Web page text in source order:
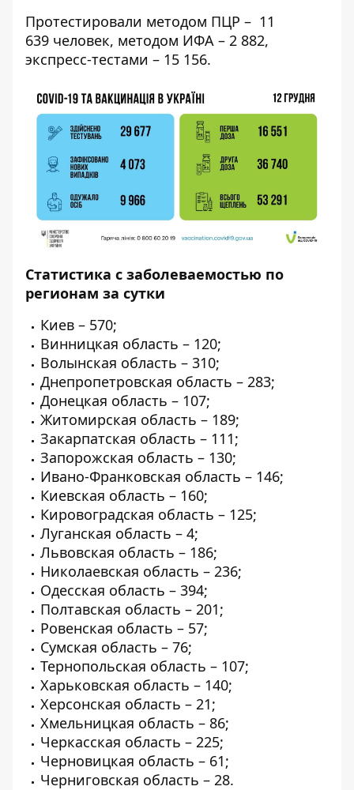
Протестировали методом ПЦР – 11
639 человек, методом ИФА – 2 882,
экспресс-тестами – 15 156.
Статистика с заболеваемостью по
регионам за сутки
Киев – 570;
Винницкая область – 120;
Волынская область – 310;
Днепропетровская область – 283;
Донецкая область – 107;
Житомирская область – 189;
Закарпатская область – 111;
Запорожская область – 130;
Ивано-Франковская область – 146;
Киевская область – 160;
Кировоградская область – 125;
Луганская область – 4;
Львовская область – 186;
Николаевская область – 236;
Одесская область – 394;
Полтавская область – 201;
Ровенская область – 57;
Сумская область – 76;
Тернопольская область – 107;
Харьковская область – 140;
Херсонская область – 21;
Хмельницкая область – 86;
Черкасская область – 225;
Черновицкая область – 61;
Черниговская область – 28.